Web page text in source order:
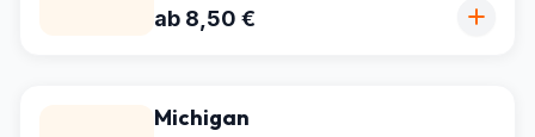
ab 8,50 €
Michigan